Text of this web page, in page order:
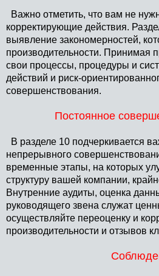
Важно отметить, что вам не
корректирующие действия.
выявление закономерностей,
производительности. Принимая
свои процессы, процедуры и
действий и риск-
совершенствования.
Постоянное
В разделе 10 подчеркивается
непрерывного
временные этапы, на которых
структуру вашей компании,
Внутренние аудиты, оценка
руководящего звена служат
осуществляйте переоценку и
производительности и отзывов